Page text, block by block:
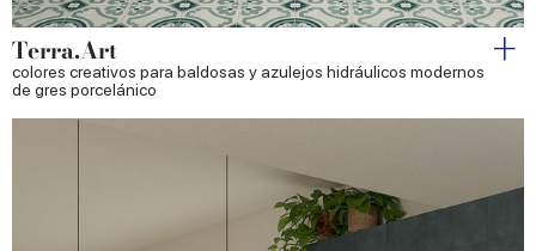
Terra.Art
colores creativos para baldosas y azulejos hidráulicos modernos
de gres porcelánico